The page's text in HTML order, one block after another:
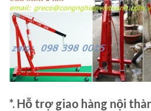
*. Hỗ trợ giao hàng nội